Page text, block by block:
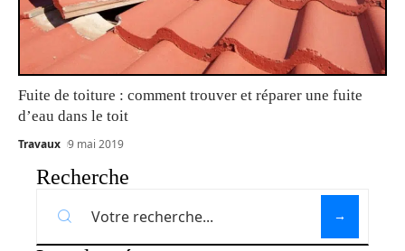
Fuite de toiture : comment trouver et réparer une fuite
d’eau dans le toit
Travaux 9 mai 2019
Recherche